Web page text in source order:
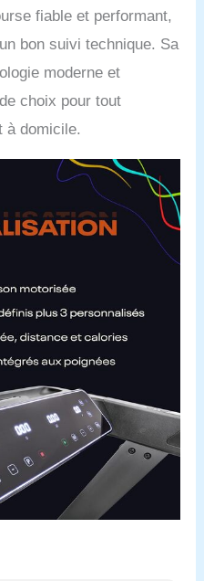
fiable et performant,
bon suivi technique. Sa
moderne et
choix pour tout
à domicile.